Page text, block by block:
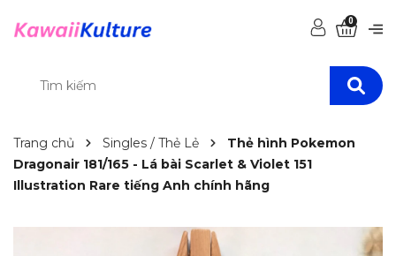
0
Trang chủ Singles / Thẻ Lẻ
Thẻ hình Pokemon
Dragonair 181/165 - Lá bài Scarlet & Violet 151
Illustration Rare tiếng Anh chính hãng